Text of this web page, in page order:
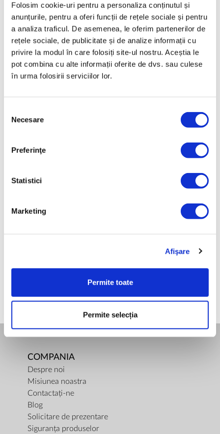
Folosim cookie-uri pentru a personaliza conținutul și
anunțurile, pentru a oferi funcții de rețele sociale și pentru
a analiza traficul. De asemenea, le oferim partenerilor de
rețele sociale, de publicitate și de analize informații cu
privire la modul în care folosiți site-ul nostru. Aceștia le
pot combina cu alte informații oferite de dvs. sau culese
în urma folosirii serviciilor lor.
consimțământului
Necesare
Preferinţe
Statistici
Marketing
Afişare
Permite toate
Permite selecția
Bucură-te de mesele tale pe bază de pește folosind
setul Senator format din 6 cuțite și 6 furculițe!
Confecționat din oțel inoxidabil de cea mai înaltă
calitate și placat cu aur fin de 24k, setul de tacâmuri
de pește Senator este cadoul perfect pentru o nuntă
sau achiziția perfectă pentru casă!
Date tehnice
LB-720-PG
NUME PRODUS
SENATOR TACÂMURI PEȘTE, PLACAT CU AUR, 12 PIESE
GREUTATE BRUTĂ [KG]
GREUTATE NETĂ [KG]
COMPANIA
Despre noi
Misiunea noastra
Contactați-ne
Blog
Solicitare de prezentare
Siguranța produselor